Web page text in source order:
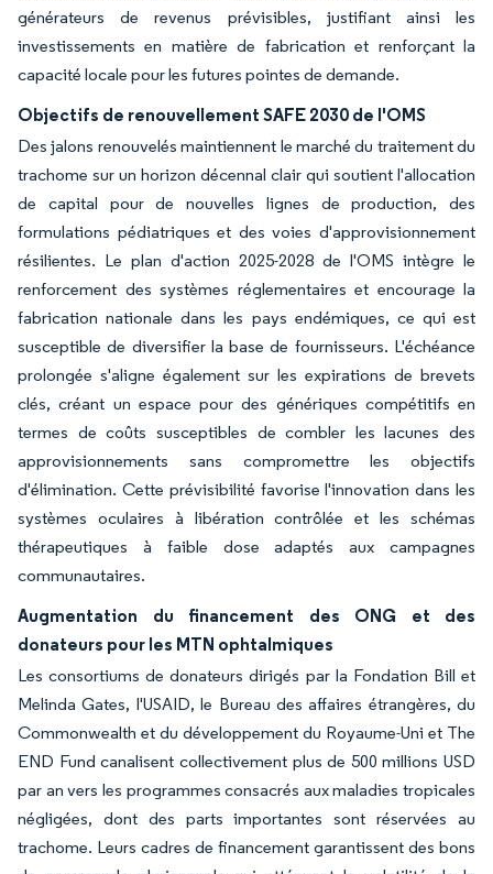
générateurs de revenus prévisibles, justifiant ainsi les
investissements en matière de fabrication et renforçant la
capacité locale pour les futures pointes de demande.
Objectifs de renouvellement SAFE 2030 de l'OMS
Des jalons renouvelés maintiennent le marché du traitement du
trachome sur un horizon décennal clair qui soutient l'allocation
de capital pour de nouvelles lignes de production, des
formulations pédiatriques et des voies d'approvisionnement
résilientes. Le plan d'action 2025-2028 de l'OMS intègre le
renforcement des systèmes réglementaires et encourage la
fabrication nationale dans les pays endémiques, ce qui est
susceptible de diversifier la base de fournisseurs. L'échéance
prolongée s'aligne également sur les expirations de brevets
clés, créant un espace pour des génériques compétitifs en
termes de coûts susceptibles de combler les lacunes des
approvisionnements sans compromettre les objectifs
d'élimination. Cette prévisibilité favorise l'innovation dans les
systèmes oculaires à libération contrôlée et les schémas
thérapeutiques à faible dose adaptés aux campagnes
communautaires.
Augmentation du financement des ONG et des
donateurs pour les MTN ophtalmiques
Les consortiums de donateurs dirigés par la Fondation Bill et
Melinda Gates, l'USAID, le Bureau des affaires étrangères, du
Commonwealth et du développement du Royaume-Uni et The
END Fund canalisent collectivement plus de 500 millions USD
par an vers les programmes consacrés aux maladies tropicales
négligées, dont des parts importantes sont réservées au
trachome. Leurs cadres de financement garantissent des bons